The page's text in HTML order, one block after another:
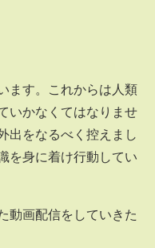
ます。これからは人類
いかなくてはなりませ
出をなるべく控えまし
を身に着け行動してい
動画配信をしていきた